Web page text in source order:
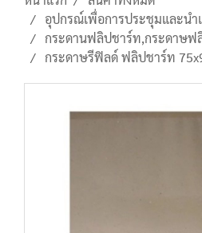
อุปกรณ์เพื่อการประชุมและนำ
กระดานฟลิปชาร์ท,กระดาษฟ
กระดาษรีฟิลด์ ฟลิปชาร์ท